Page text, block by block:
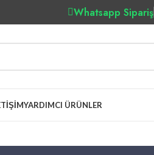
Whatsapp Sipariş
YARDIMCI ÜRÜNLER